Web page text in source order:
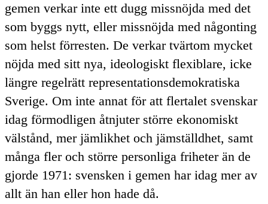
gemen verkar inte ett dugg missnöjda med det
som byggs nytt, eller missnöjda med någonting
som helst förresten. De verkar tvärtom mycket
nöjda med sitt nya, ideologiskt flexiblare, icke
längre regelrätt representationsdemokratiska
Sverige. Om inte annat för att flertalet svenskar
idag förmodligen åtnjuter större ekonomiskt
välstånd, mer jämlikhet och jämställdhet, samt
många fler och större personliga friheter än de
gjorde 1971: svensken i gemen har idag mer av
allt än han eller hon hade då.